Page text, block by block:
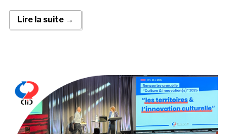
Lire la suite →